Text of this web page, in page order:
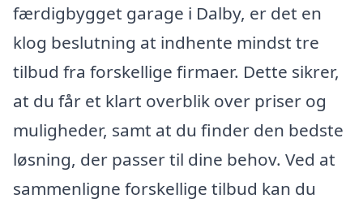
færdigbygget garage i Dalby, er det en
klog beslutning at indhente mindst tre
tilbud fra forskellige firmaer. Dette sikrer,
at du får et klart overblik over priser og
muligheder, samt at du finder den bedste
løsning, der passer til dine behov. Ved at
sammenligne forskellige tilbud kan du